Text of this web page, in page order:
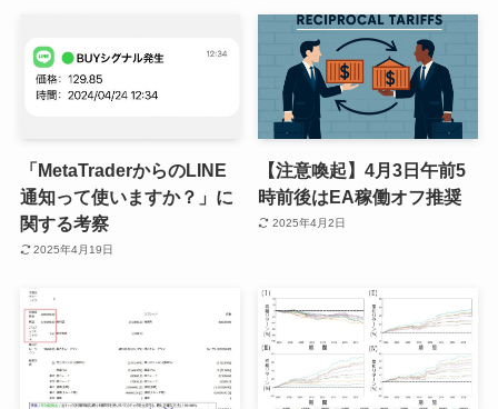
「MetaTraderからのLINE
通知って使いますか？」に
関する考察
2025年4月19日
【注意喚起】4月3日午前5
時前後はEA稼働オフ推奨
2025年4月2日